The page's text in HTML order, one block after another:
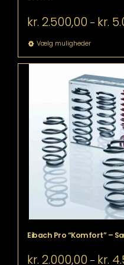
kr. 2.500,00 – kr.
Vælg mulighederDette
vare
har
flere
kan
vælges
på
Eibach Pro “Komfort” –
kr. 2.000,00 – kr.